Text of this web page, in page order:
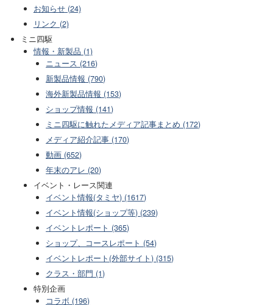
お知らせ (24)
リンク (2)
ミニ四駆
情報・新製品 (1)
ニュース (216)
新製品情報 (790)
海外新製品情報 (153)
ショップ情報 (141)
ミニ四駆に触れたメディア記事まとめ (172)
メディア紹介記事 (170)
動画 (652)
年末のアレ (20)
イベント・レース関連
イベント情報(タミヤ) (1617)
イベント情報(ショップ等) (239)
イベントレポート (365)
ショップ、コースレポート (54)
イベントレポート(外部サイト) (315)
クラス・部門 (1)
特別企画
コラボ (196)